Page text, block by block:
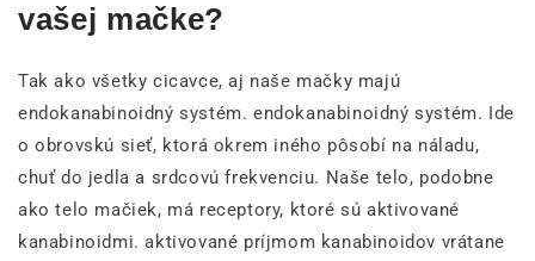
vašej mačke?
Tak ako všetky cicavce, aj naše mačky majú
endokanabinoidný systém. endokanabinoidný systém. Ide
o obrovskú sieť, ktorá okrem iného pôsobí na náladu,
chuť do jedla a srdcovú frekvenciu. Naše telo, podobne
ako telo mačiek, má receptory, ktoré sú aktivované
kanabinoidmi. aktivované príjmom kanabinoidov vrátane